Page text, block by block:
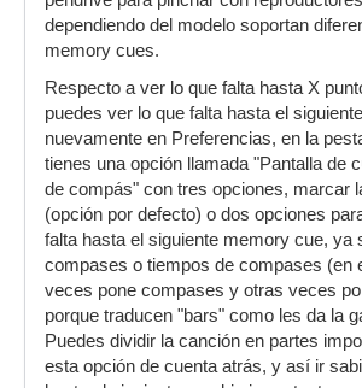
dependiendo del modelo soportan
memory cues.
Respecto a ver lo que falta hasta X
puedes ver lo que falta hasta el
nuevamente en Preferencias, en la
tienes una opción llamada "Pantalla de
de compás" con tres opciones, marcar
(opción por defecto) o dos opciones
falta hasta el siguiente memory cue, ya
compases o tiempos de compases (en
veces pone compases y otras veces
porque traducen "bars" como les da la
Puedes dividir la canción en partes
esta opción de cuenta atrás, y así ir